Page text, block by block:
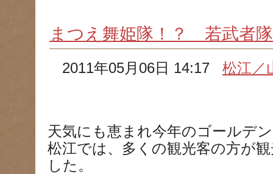
まつえ舞姫隊！？ 若武者
2011年05月06日 14:17松江／
天気にも恵まれ今年のゴールデ
松江では、多くの観光客の方が
した。